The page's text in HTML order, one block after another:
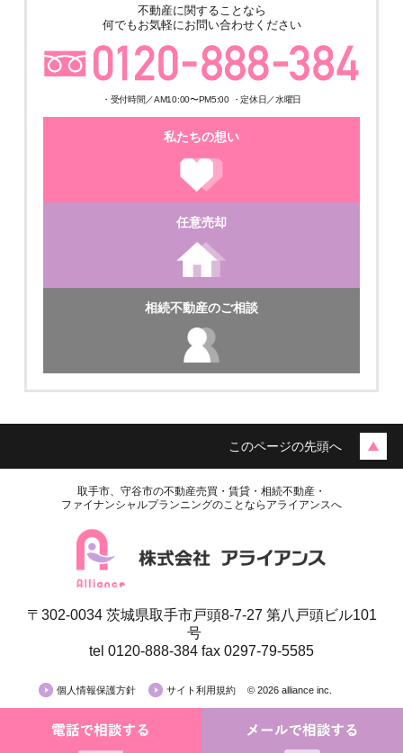
★ゆめみ野4丁目倉庫＋事務所 土地600坪 建物324.8坪 築4年の美
築!! 販売価格210,000,000円
月極駐車場
月極駐車場
不動産に関することなら
何でもお気軽にお問い合わせください
・受付時間／AM10:00〜PM5:00 ・定休日／水曜日
私たちの想い
任意売却
相続不動産のご相談
このページの先頭へ
取手市、守谷市の不動産売買・賃貸・相続不動産・
ファイナンシャルプランニングのことならアライアンスへ
〒302-0034 茨城県取手市戸頭8-7-27 第八戸頭ビル101
号
tel 0120-888-384 fax 0297-79-5585
個人情報保護方針 サイト利用規約 © 2026 alliance inc.